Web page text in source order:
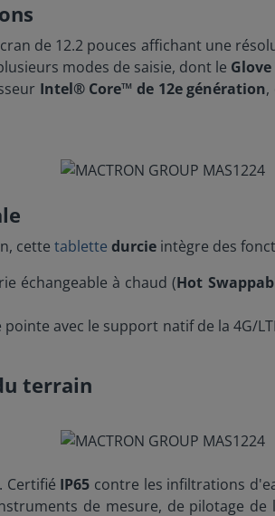
de 12.2 pouces affichant une
modes de saisie, dont le
Intel® Core™ de 12e génération,
cette tablette durcie intègre des
échangeable à chaud (Hot
avec le support natif de la 4G/
terrain
Certifié IP65 contre les infiltrations
de mesure, de pilotage